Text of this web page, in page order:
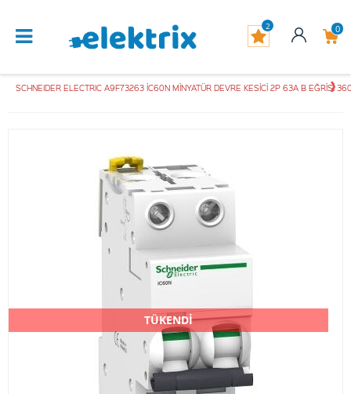
0
2
SCHNEIDER ELECTRIC A9F73263 İC60N MİNYATÜR DEVRE KESİCİ 2P 63A B EĞRİSİ
TÜKENDİ